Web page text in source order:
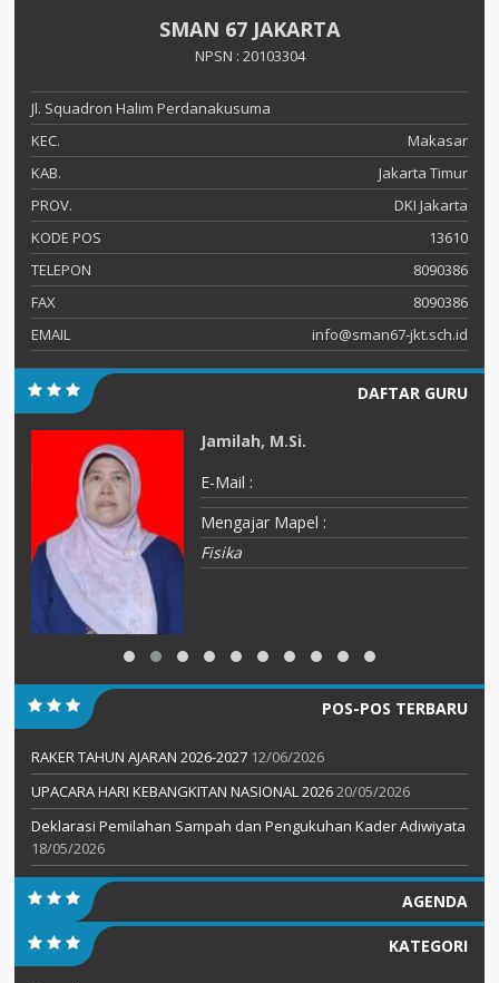
SMAN 67 JAKARTA
NPSN : 20103304
Jl. Squadron Halim Perdanakusuma
KEC.
Makasar
KAB.
Jakarta Timur
PROV.
DKI Jakarta
KODE POS
13610
TELEPON
8090386
FAX
8090386
EMAIL
info@sman67-jkt.sch.id
DAFTAR GURU
Jamilah, M.Si.
E-Mail :
Mengajar Mapel :
Fisika
POS-POS TERBARU
RAKER TAHUN AJARAN 2026-2027 12/06/2026
UPACARA HARI KEBANGKITAN NASIONAL 202620/05/2026
Deklarasi Pemilahan Sampah dan Pengukuhan Kader Adiwiyata
18/05/2026
AGENDA
KATEGORI